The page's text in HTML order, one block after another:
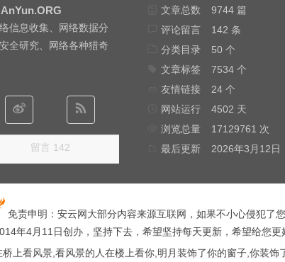
信息收集、网络数据分
全研究、网络各种猎奇
留言 142
文章总数
9744 篇
评论留言
142 条
分类目录
50 个
文章标签
7534 个
友情链接
24 个
网站运行
4502 天
浏览总量
17129761 次
最后更新
2026年3月12日
免责申明：安云网大部分内容来源互联网，如果不小心侵犯了
年4月11日创办，坚持下去，希望坚持每天更新，希望给您
桥上看风景,看风景的人在楼上看你,明月装饰了你的窗子,你装